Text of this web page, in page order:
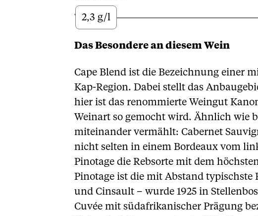
Wenig
2,3 g/l
Das Besondere an diesem Wein
Cape Blend ist die Bezeichnung einer
Kap-Region. Dabei stellt das
hier ist das renommierte Weingut
Weinart so gemocht wird. Ähnlich wie
miteinander vermählt: Cabernet
nicht selten in einem Bordeaux vom
Pinotage die Rebsorte mit dem
Pinotage ist die mit Abstand typischste
und Cinsault – wurde 1925 in
Cuvée mit südafrikanischer Prägung